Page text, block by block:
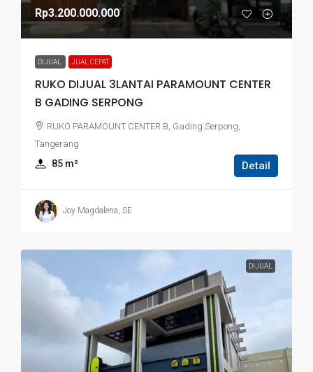
Rp3.200.000.000
DIJUAL JUAL CEPAT
RUKO DIJUAL 3LANTAI PARAMOUNT CENTER
B GADING SERPONG
RUKO PARAMOUNT CENTER B, Gading Serpong,
Tangerang
85 m² Detail
Joy Magdalena, SE
DIJUAL